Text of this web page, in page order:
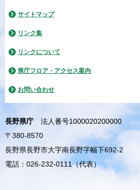
サイトマップ
リンク集
リンクについて
県庁フロア・アクセス案内
お問い合わせ
長野県庁
法人番号1000020200000
〒380-8570
長野県長野市大字南長野字幅下692-2
電話：026-232-0111（代表）